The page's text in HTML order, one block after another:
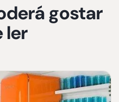
gostar
ler